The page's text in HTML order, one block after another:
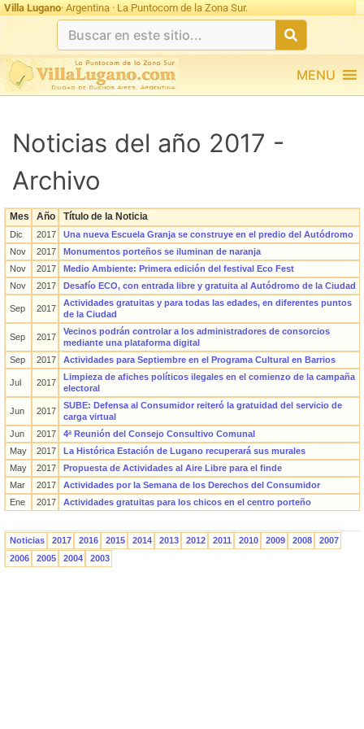
Villa Lugano· Argentina · La Puntocom de la Zona Sur.
MENU
Noticias del año 2017 -
Archivo
Mes Año Título de la Noticia
Dic 2017
Una nueva Escuela Granja se construye en el predio del Autódromo
Nov
2017
Monumentos porteños se iluminan de naranja
Nov
2017
Medio Ambiente: Primera edición del festival Eco Fest
Nov
2017 Desafío ECO, con entrada libre y gratuita al Autódromo de la Ciudad
Sep 2017
Actividades gratuitas y para todas las edades, en diferentes puntos
de la Ciudad
Sep 2017
Vecinos podrán controlar a los administradores de consorcios
mediante una plataforma digital
Sep
2017 Actividades para Septiembre en el Programa Cultural en Barrios
Jul 2017
Limpieza de afiches políticos ilegales en el comienzo de la campaña
electoral
Jun 2017
SUBE: Defensa al Consumidor reiteró la gratuidad del servicio de
carga virtual
Jun
2017
4ª Reunión del Consejo Consultivo Comunal
May
2017
La Histórica Estación de Lugano recuperará sus murales
May
2017
Propuesta de Actividades al Aire Libre para el finde
Mar
2017
Actividades por la Semana de los Derechos del Consumidor
Ene
2017 Actividades gratuitas para los chicos en el centro porteño
Noticias 2017 2016 2015 2014 2013 2012 2011 2010 2009 2008
2007
2006
2005 2004 2003